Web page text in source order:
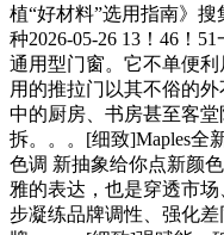
植“好材料”选用指南》
种2026-05-26 13！46！
通用型门窗。它不单便
用的推拉门以其不俗的
中的厨房、书房甚至客
拆。。。[细致]Maples全
色调 新抽象给你点新颜
雅的表达，也是穿透市
步凝练品牌调性、强化